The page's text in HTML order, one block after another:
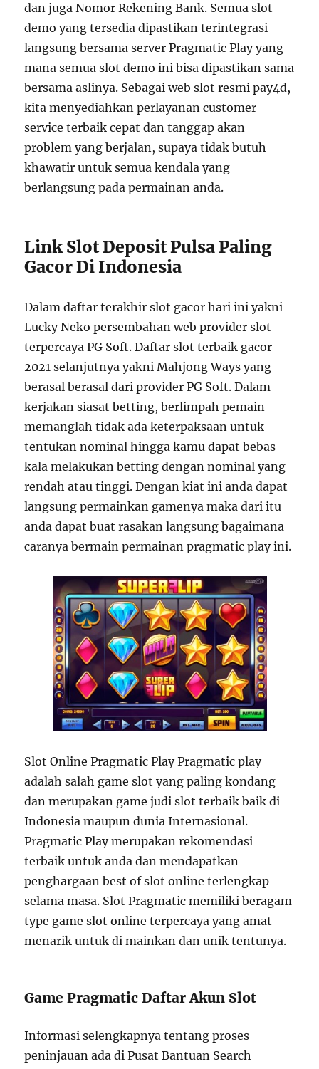
dan juga Nomor Rekening Bank. Semua slot
demo yang tersedia dipastikan terintegrasi
langsung bersama server Pragmatic Play yang
mana semua slot demo ini bisa dipastikan sama
bersama aslinya. Sebagai web slot resmi pay4d,
kita menyediahkan perlayanan customer
service terbaik cepat dan tanggap akan
problem yang berjalan, supaya tidak butuh
khawatir untuk semua kendala yang
berlangsung pada permainan anda.
Link Slot Deposit Pulsa Paling
Gacor Di Indonesia
Dalam daftar terakhir slot gacor hari ini yakni
Lucky Neko persembahan web provider slot
terpercaya PG Soft. Daftar slot terbaik gacor
2021 selanjutnya yakni Mahjong Ways yang
berasal berasal dari provider PG Soft. Dalam
kerjakan siasat betting, berlimpah pemain
memanglah tidak ada keterpaksaan untuk
tentukan nominal hingga kamu dapat bebas
kala melakukan betting dengan nominal yang
rendah atau tinggi. Dengan kiat ini anda dapat
langsung permainkan gamenya maka dari itu
anda dapat buat rasakan langsung bagaimana
caranya bermain permainan pragmatic play ini.
Slot Online Pragmatic Play Pragmatic play
adalah salah game slot yang paling kondang
dan merupakan game judi slot terbaik baik di
Indonesia maupun dunia Internasional.
Pragmatic Play merupakan rekomendasi
terbaik untuk anda dan mendapatkan
penghargaan best of slot online terlengkap
selama masa. Slot Pragmatic memiliki beragam
type game slot online terpercaya yang amat
menarik untuk di mainkan dan unik tentunya.
Game Pragmatic Daftar Akun Slot
Informasi selengkapnya tentang proses
peninjauan ada di Pusat Bantuan Search